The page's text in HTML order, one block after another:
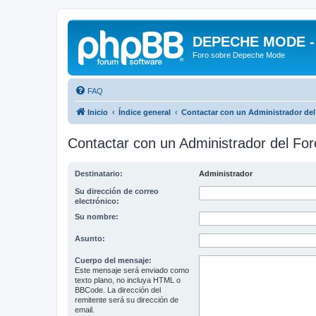
DEPECHE MODE
Foro sobre Depeche Mode
FAQ
Inicio Índice general Contactar con un Administrador
Contactar con un Administrador del
Destinatario: Administrador
Su dirección de correo
electrónico:
Su nombre:
Asunto:
Cuerpo del mensaje:
Este mensaje será enviado como
texto plano, no incluya HTML o
BBCode. La dirección del
remitente será su dirección de
email.